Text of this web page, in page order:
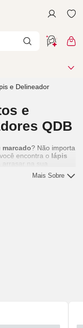
e Delineador
e
QDB
marcado? Não importa
encontra o lápis
arrasar na sua
Mais Sobre